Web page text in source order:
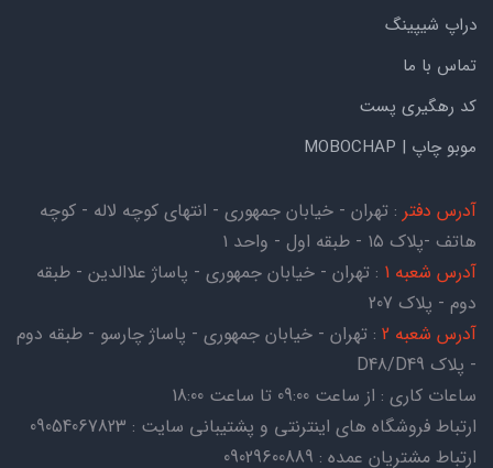
دراپ شیپینگ
تماس با ما
کد رهگیری پست
موبو چاپ | MOBOCHAP
آدرس دفتر : تهران - خیابان جمهوری - انتهای کوچه لاله - کوچه
هاتف -پلاک ۱۵ - طبقه اول - واحد ۱
آدرس شعبه 1
: تهران - خیابان جمهوری - پاساژ علاالدین - طبقه
دوم - پلاک 207
آدرس شعبه 2
: تهران - خیابان جمهوری - پاساژ چارسو - طبقه دوم
- پلاک D48/D49
ساعات کاری : از ساعت 09:00 تا ساعت 18:00
ارتباط فروشگاه های اینترنتی و پشتیبانی سایت : 09054067823
ارتباط مشتریان عمده : 09029600889